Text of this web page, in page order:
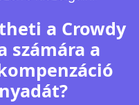
a Crowdy
számára a